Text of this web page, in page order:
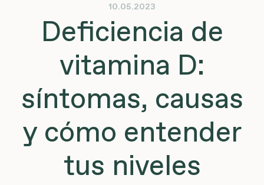
10.05.2023
Deficiencia de
vitamina D:
síntomas, causas
y cómo entender
tus niveles